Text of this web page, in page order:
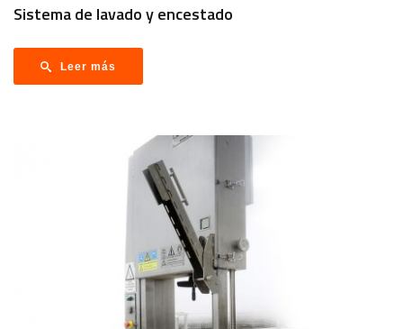
Sistema de lavado y encestado
Leer más